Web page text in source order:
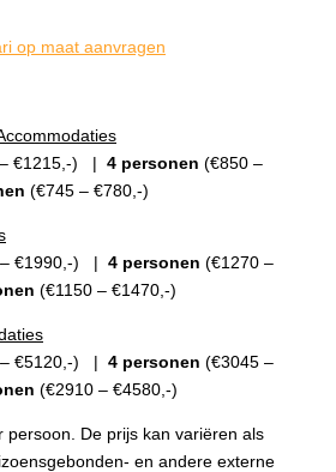
op maat aanvragen
€1215,-) | 4 personen (€850 –
(€745 – €780,-)
€1990,-) | 4 personen (€1270 –
(€1150 – €1470,-)
€5120,-) | 4 personen (€3045 –
(€2910 – €4580,-)
persoon. De prijs kan variëren als
en andere externe